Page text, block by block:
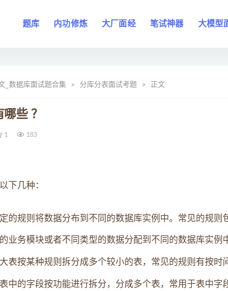
题库 内功修炼 大厂面经 笔试神器 大模型
_数据库面试题合集 分库分表面试考题 正文
些 ？
1 183
下几种：
的规则将数据分布到不同的数据库实例中。常见的规则
业务模块或者不同类型的数据分配到不同的数据库实例
表按某种规则拆分成多个较小的表，常见的规则有按时
中的字段按功能进行拆分，分成多个表，常用于表中字